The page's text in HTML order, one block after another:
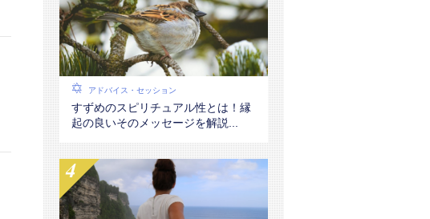
アドバイス・セッション
すずめのスピリチュアル性とは！縁
起の良いそのメッセージを解説...